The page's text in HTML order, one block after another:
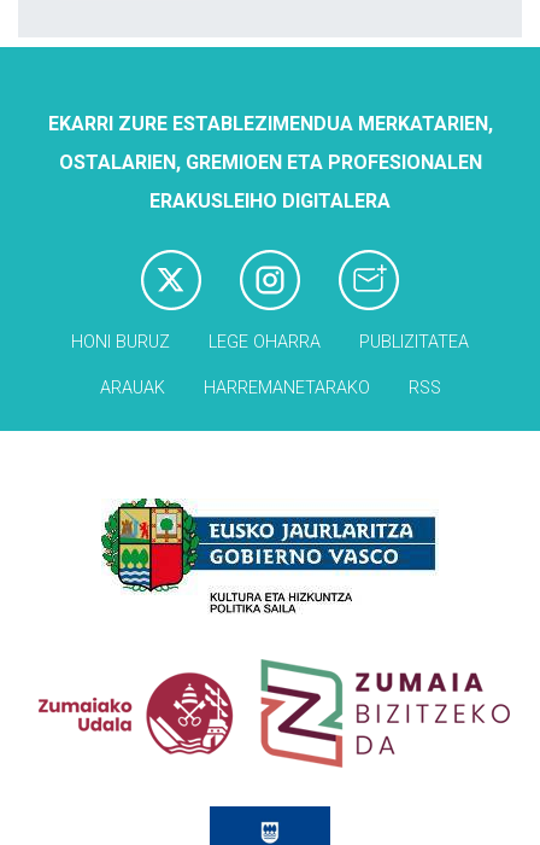
EKARRI ZURE ESTABLEZIMENDUA MERKATARIEN,
OSTALARIEN, GREMIOEN ETA PROFESIONALEN
ERAKUSLEIHO DIGITALERA
HONI BURUZ LEGE OHARRA PUBLIZITATEA
ARAUAK HARREMANETARAKO RSS